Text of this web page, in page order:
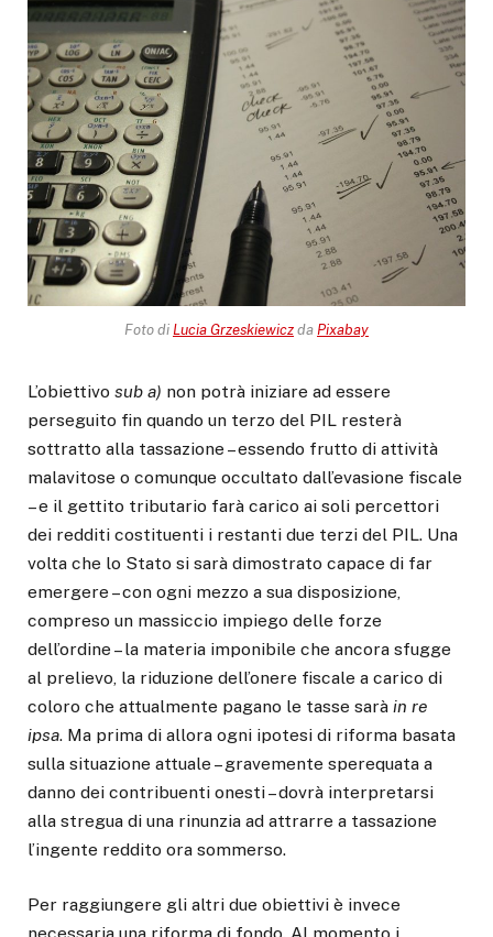
Foto di Lucia Grzeskiewicz da Pixabay
L’obiettivo sub a) non potrà iniziare ad essere
perseguito fin quando un terzo del PIL resterà
sottratto alla tassazione – essendo frutto di attività
malavitose o comunque occultato dall’evasione fiscale
– e il gettito tributario farà carico ai soli percettori
dei redditi costituenti i restanti due terzi del PIL. Una
volta che lo Stato si sarà dimostrato capace di far
emergere – con ogni mezzo a sua disposizione,
compreso un massiccio impiego delle forze
dell’ordine – la materia imponibile che ancora sfugge
al prelievo, la riduzione dell’onere fiscale a carico di
coloro che attualmente pagano le tasse sarà in re
ipsa. Ma prima di allora ogni ipotesi di riforma basata
sulla situazione attuale – gravemente sperequata a
danno dei contribuenti onesti – dovrà interpretarsi
alla stregua di una rinunzia ad attrarre a tassazione
l’ingente reddito ora sommerso.
Per raggiungere gli altri due obiettivi è invece